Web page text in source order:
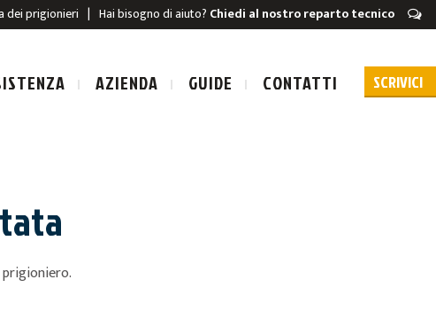
dei prigionieri | Hai bisogno di aiuto? Chiedi al nostro reparto tecnico
A SCARICA
AZIENDA GUIDE CONTATTI